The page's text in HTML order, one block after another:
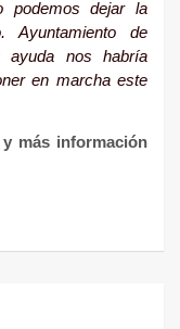
podemos dejar la
Ayuntamiento de
ayuda nos habría
en marcha este
más información